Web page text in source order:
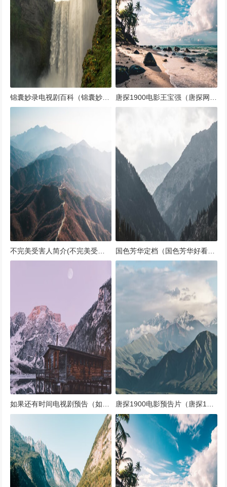
锦囊妙录电视剧百科（锦囊妙计 电影）
如果还有时间电视剧预告（如果还有明天如果还有时间歌词） 唐探1900电影预告片（唐探1电影剧情）